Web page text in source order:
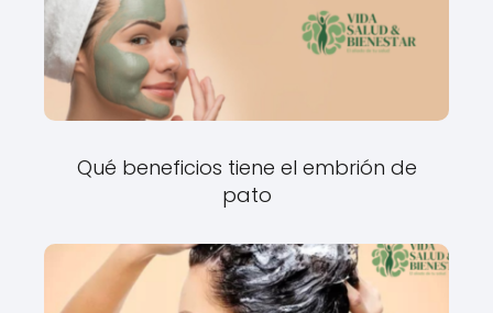
Qué beneficios tiene el embrión de
pato